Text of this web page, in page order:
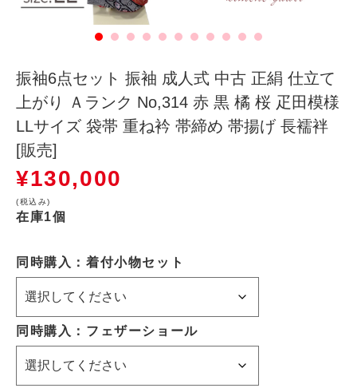
振袖6点セット 振袖 成人式 中古 正絹 仕立て
上がり Ａランク No,314 赤 黒 橘 桜 疋田模様
LLサイズ 袋帯 重ね衿 帯締め 帯揚げ 長襦袢
[販売]
¥130,000
(税込み)
在庫1個
同時購入：着付小物セット
同時購入：フェザーショール